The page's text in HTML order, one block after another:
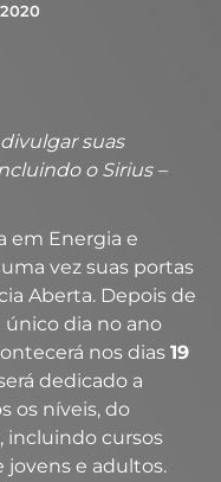
suas
o Sirius –
em Energia e
vez suas portas
Aberta. Depois de
único dia no ano
nos dias 19
dedicado a
os níveis, do
incluindo cursos
jovens e adultos.